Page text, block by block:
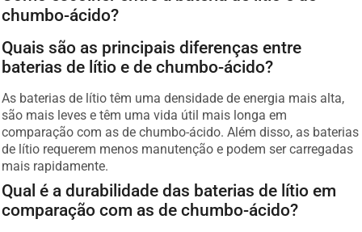
chumbo-ácido?
Quais são as principais diferenças entre
baterias de lítio e de chumbo-ácido?
As baterias de lítio têm uma densidade de energia mais alta,
são mais leves e têm uma vida útil mais longa em
comparação com as de chumbo-ácido. Além disso, as baterias
de lítio requerem menos manutenção e podem ser carregadas
mais rapidamente.
Qual é a durabilidade das baterias de lítio em
comparação com as de chumbo-ácido?